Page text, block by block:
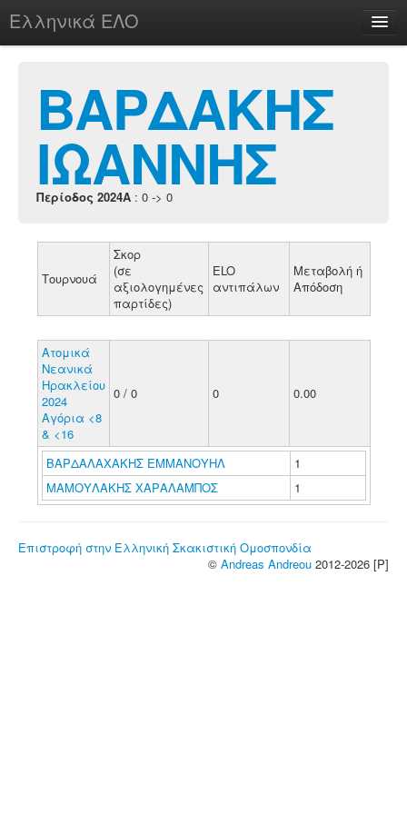
Ελληνικά ΕΛΟ
chesstu.be @ discord
Login
ΒΑΡΔΑΚΗΣ
ΙΩΑΝΝΗΣ
Περίοδος 2024A : 0 -> 0
Τουρνουά
Σκορ
(σε
αξιολογημένες
παρτίδες)
ELO
αντιπάλων
Μεταβολή ή
Απόδοση
Ατομικά
Νεανικά
Ηρακλείου
2024
Αγόρια <8
& <16
0 / 0 0 0.00
ΒΑΡΔΑΛΑΧΑΚΗΣ ΕΜΜΑΝΟΥΗΛ
1
ΜΑΜΟΥΛΑΚΗΣ ΧΑΡΑΛΑΜΠΟΣ
1
Επιστροφή στην Ελληνική Σκακιστική Ομοσπονδία
© Andreas Andreou 2012-2026 [P]